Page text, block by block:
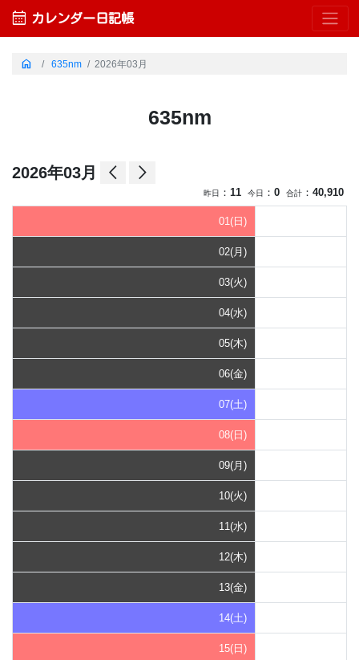
calendar_month カレンダー日記帳
home 635nm 2026年03月
635nm
2026年03月 arrow_back_ios arrow_forward_ios
昨日 ： 11 今日 ： 0 合計 ： 40,910
01(日)
02(月)
03(火)
04(水)
05(木)
06(金)
07(土)
08(日)
09(月)
10(火)
11(水)
12(木)
13(金)
14(土)
15(日)